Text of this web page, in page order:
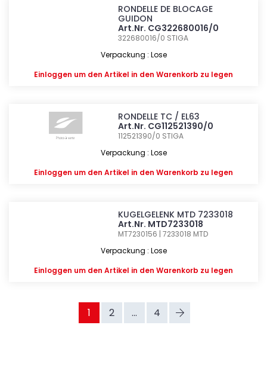
RONDELLE DE BLOCAGE
GUIDON
Art.Nr. CG322680016/0
322680016/0 STIGA
Verpackung : Lose
Einloggen um den Artikel in den Warenkorb zu legen
RONDELLE TC / EL63
Art.Nr. CG112521390/0
112521390/0 STIGA
Verpackung : Lose
Einloggen um den Artikel in den Warenkorb zu legen
KUGELGELENK MTD 7233018
Art.Nr. MTD7233018
MT7230156 | 7233018 MTD
Verpackung : Lose
Einloggen um den Artikel in den Warenkorb zu legen
1 2 ... 4